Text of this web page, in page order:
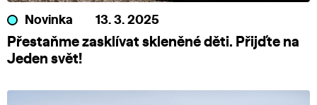
Novinka 13. 3. 2025
Přestaňme zasklívat skleněné děti. Přijďte na
Jeden svět!